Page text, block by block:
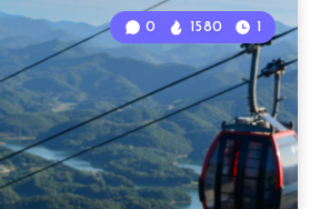
0 1580 1